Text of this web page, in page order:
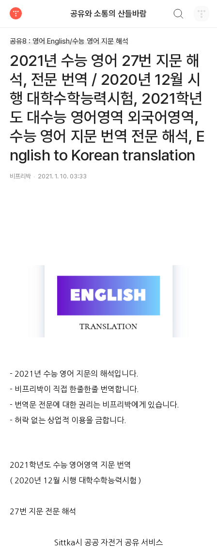
공유와 소통의 산들바람
공유8 : 영어 English/수능 영어 지문 해석
2021년 수능 영어 27번 지문 해
석, 전문 번역 / 2020년 12월 시
행 대학수학능력시험, 2021학년
도 대수능 영어영역 외국어영역,
수능 영어 지문 번역 전문 해석, E
nglish to Korean translation
비프리박 2021. 1. 10. 03:33
- 2021년 수능 영어 지문의 해석입니다.
- 비프리박이 직접 한줄한줄 번역합니다.
- 번역문 전문에 대한 권리는 비프리박에게 있습니다.
- 허락 없는 상업적 이용을 금합니다.
2021학년도 수능 영어영역 지문 번역
( 2020년 12월 시행 대학수학능력시험 )
27번 지문 전문 해석
Sittka시 공공 자전거 공유 서비스